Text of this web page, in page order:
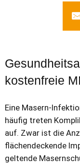
kostenfreie
Eine Masern-
häufig treten
auf. Zwar ist die
flächendeckende
geltende